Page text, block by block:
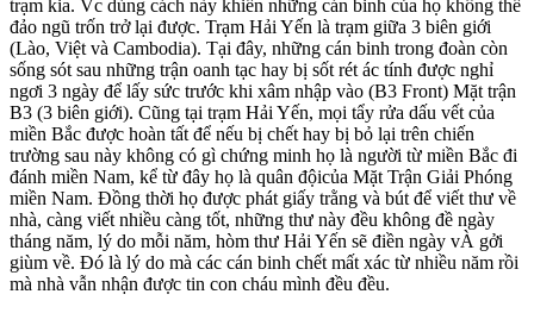
trạm kia. Vc dùng cách này khiến những cán binh của họ không thể
đảo ngũ trốn trở lại được. Trạm Hải Yến là trạm giữa 3 biên giới
(Lào, Việt và Cambodia). Tại đây, những cán binh trong đoàn còn
sống sót sau những trận oanh tạc hay bị sốt rét ác tính được nghỉ
ngơi 3 ngày để lấy sức trước khi xâm nhập vào (B3 Front) Mặt trận
B3 (3 biên giới). Cũng tại trạm Hải Yến, mọi tẩy rửa dấu vết của
miền Bắc được hoàn tất để nếu bị chết hay bị bỏ lại trên chiến
trường sau này không có gì chứng minh họ là người từ miền Bắc đi
đánh miền Nam, kể từ đây họ là quân độicủa Mặt Trận Giải Phóng
miền Nam. Đồng thời họ được phát giấy trằng và bút để viết thư về
nhà, càng viết nhiều càng tốt, những thư này đều không đề ngày
tháng năm, lý do mỗi năm, hòm thư Hải Yến sẽ điền ngày vÀ gởi
giùm về. Đó là lý do mà các cán binh chết mất xác từ nhiều năm rồi
mà nhà vẫn nhận được tin con cháu mình đều đều.